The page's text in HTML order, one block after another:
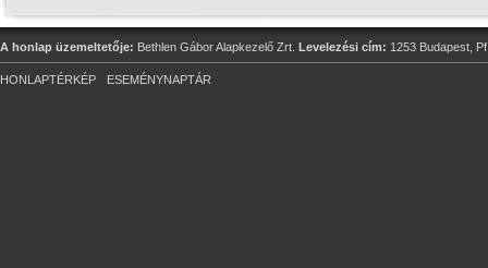
A honlap üzemeltetője: Bethlen Gábor Alapkezelő Zrt. Levelezési cím: 1253 Budapest,
HONLAPTÉRKÉP ESEMÉNYNAPTÁR